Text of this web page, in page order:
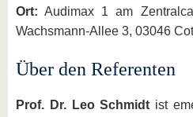
Ort: Audimax 1 am
Wachsmann-Allee 3, 03046
Über den Referenten
Prof. Dr. Leo Schmidt ist